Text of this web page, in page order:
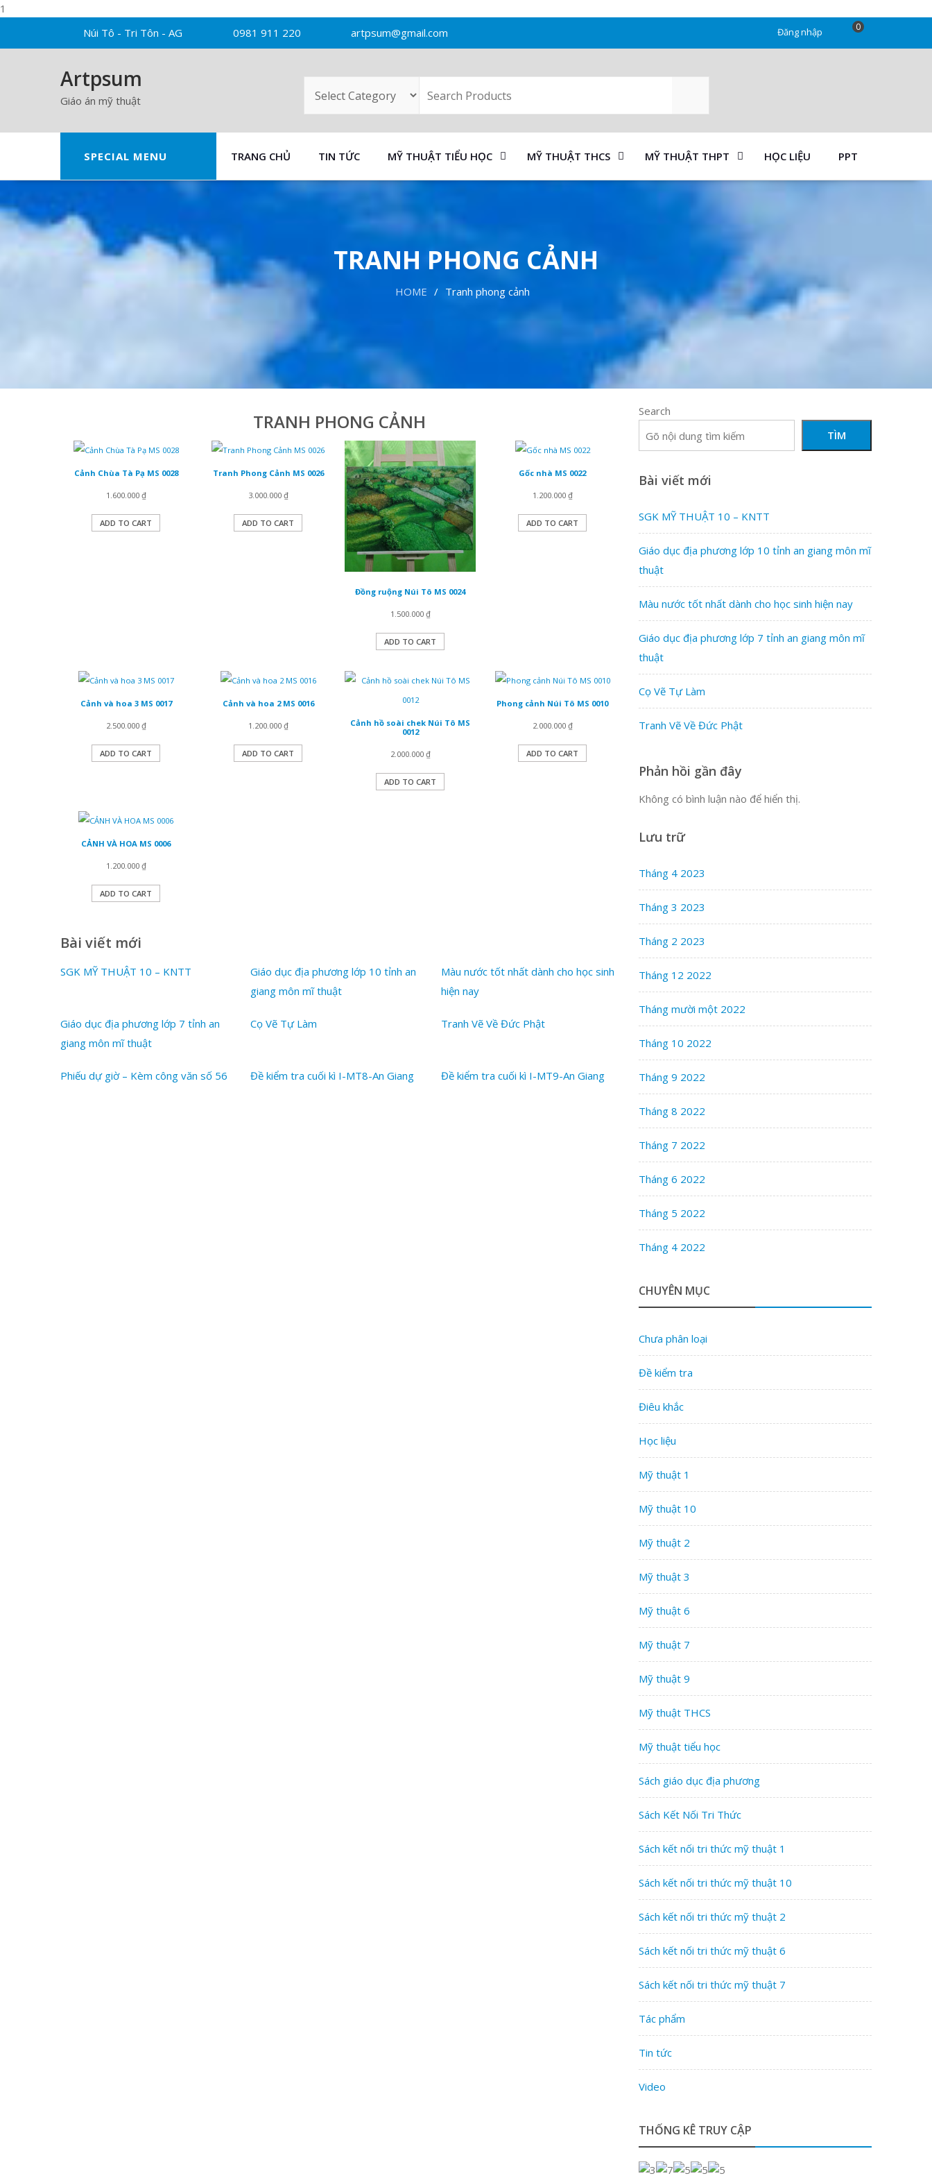
1
Núi Tô - Tri Tôn - AG 0981 911 220 artpsum@gmail.com Đăng nhập 0
Artpsum
Giáo án mỹ thuật
SPECIAL MENU TRANG CHỦ TIN TỨC MỸ THUẬT TIỂU HỌC MỸ THUẬT THCS MỸ THUẬT THPT HỌC LIỆU PPT
TRANH PHONG CẢNH
HOME Tranh phong cảnh
TRANH PHONG CẢNH
Cảnh Chùa Tà Pạ MS 0028
1.600.000 ₫
ADD TO CART
Tranh Phong Cảnh MS 0026
3.000.000 ₫
ADD TO CART
Đồng ruộng Núi Tô MS 0024
1.500.000 ₫
ADD TO CART
Gốc nhà MS 0022
1.200.000 ₫
ADD TO CART
Cảnh và hoa 3 MS 0017
2.500.000 ₫
ADD TO CART
Cảnh và hoa 2 MS 0016
1.200.000 ₫
ADD TO CART
Cảnh hồ soài chek Núi Tô MS
0012
2.000.000 ₫
ADD TO CART
Phong cảnh Núi Tô MS 0010
2.000.000 ₫
ADD TO CART
CẢNH VÀ HOA MS 0006
1.200.000 ₫
ADD TO CART
Bài viết mới
SGK MỸ THUẬT 10 – KNTT
Giáo dục địa phương lớp 10 tỉnh an
giang môn mĩ thuật
Màu nước tốt nhất dành cho học sinh
hiện nay
Giáo dục địa phương lớp 7 tỉnh an
giang môn mĩ thuật
Cọ Vẽ Tự Làm Tranh Vẽ Về Đức Phật
Phiếu dự giờ – Kèm công văn số 56 Đề kiểm tra cuối kì I-MT8-An Giang Đề kiểm tra cuối kì I-MT9-An Giang
Search
TÌM
Bài viết mới
SGK MỸ THUẬT 10 – KNTT
Giáo dục địa phương lớp 10 tỉnh an giang môn mĩ
thuật
Màu nước tốt nhất dành cho học sinh hiện nay
Giáo dục địa phương lớp 7 tỉnh an giang môn mĩ
thuật
Cọ Vẽ Tự Làm
Tranh Vẽ Về Đức Phật
Phản hồi gần đây
Không có bình luận nào để hiển thị.
Lưu trữ
Tháng 4 2023
Tháng 3 2023
Tháng 2 2023
Tháng 12 2022
Tháng mười một 2022
Tháng 10 2022
Tháng 9 2022
Tháng 8 2022
Tháng 7 2022
Tháng 6 2022
Tháng 5 2022
Tháng 4 2022
CHUYÊN MỤC
Chưa phân loại
Đề kiểm tra
Điêu khắc
Học liệu
Mỹ thuật 1
Mỹ thuật 10
Mỹ thuật 2
Mỹ thuật 3
Mỹ thuật 6
Mỹ thuật 7
Mỹ thuật 9
Mỹ thuật THCS
Mỹ thuật tiểu học
Sách giáo dục địa phương
Sách Kết Nối Tri Thức
Sách kết nối tri thức mỹ thuật 1
Sách kết nối tri thức mỹ thuật 10
Sách kết nối tri thức mỹ thuật 2
Sách kết nối tri thức mỹ thuật 6
Sách kết nối tri thức mỹ thuật 7
Tác phẩm
Tin tức
Video
THỐNG KÊ TRUY CẬP